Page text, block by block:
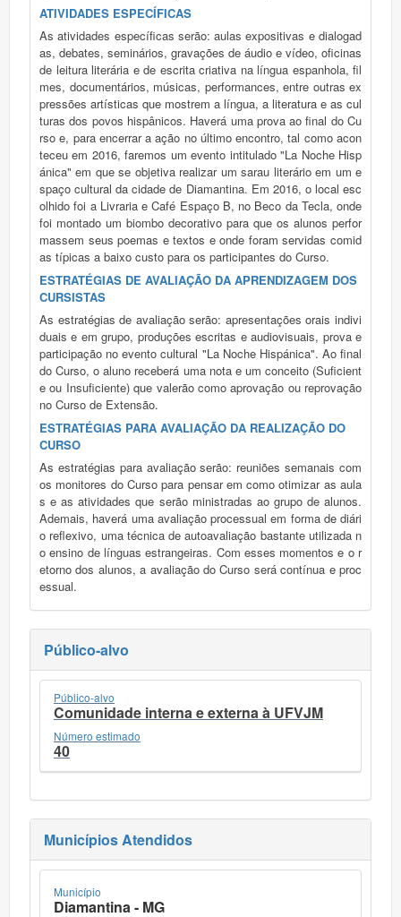
ATIVIDADES ESPECÍFICAS
As atividades específicas serão: aulas expositivas e dialogad
as, debates, seminários, gravações de áudio e vídeo, oficinas
de leitura literária e de escrita criativa na língua espanhola, fil
mes, documentários, músicas, performances, entre outras ex
pressões artísticas que mostrem a língua, a literatura e as cul
turas dos povos hispânicos. Haverá uma prova ao final do Cu
rso e, para encerrar a ação no último encontro, tal como acon
teceu em 2016, faremos um evento intitulado "La Noche Hisp
ánica" em que se objetiva realizar um sarau literário em um e
spaço cultural da cidade de Diamantina. Em 2016, o local esc
olhido foi a Livraria e Café Espaço B, no Beco da Tecla, onde
foi montado um biombo decorativo para que os alunos perfor
massem seus poemas e textos e onde foram servidas comid
as típicas a baixo custo para os participantes do Curso.
ESTRATÉGIAS DE AVALIAÇÃO DA APRENDIZAGEM DOS
CURSISTAS
As estratégias de avaliação serão: apresentações orais indivi
duais e em grupo, produções escritas e audiovisuais, prova e
participação no evento cultural "La Noche Hispánica". Ao final
do Curso, o aluno receberá uma nota e um conceito (Suficient
e ou Insuficiente) que valerão como aprovação ou reprovação
no Curso de Extensão.
ESTRATÉGIAS PARA AVALIAÇÃO DA REALIZAÇÃO DO
CURSO
As estratégias para avaliação serão: reuniões semanais com
os monitores do Curso para pensar em como otimizar as aula
s e as atividades que serão ministradas ao grupo de alunos.
Ademais, haverá uma avaliação processual em forma de diári
o reflexivo, uma técnica de autoavaliação bastante utilizada n
o ensino de línguas estrangeiras. Com esses momentos e o r
etorno dos alunos, a avaliação do Curso será contínua e proc
essual.
Público-alvo
Público-alvo
Comunidade interna e externa à UFVJM
Número estimado
40
Municípios Atendidos
Município
Diamantina - MG